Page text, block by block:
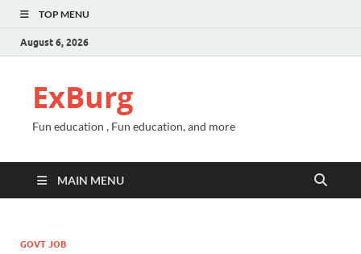
TOP MENU
August 6, 2026
ExBurg
Fun education , Fun education, and more
MAIN MENU
GOVT JOB